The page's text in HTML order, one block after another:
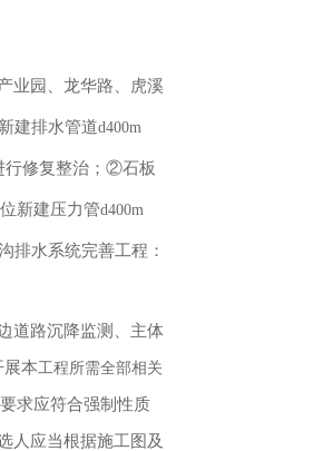
业园、龙华路、虎溪
建排水管道d400m
行修复整治；②石板
新建压力管d400m
排水系统完善工程：
边道路沉降监测、主体
展本工程所需全部相关
求应符合强制性质
人应当根据施工图及